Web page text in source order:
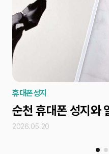
휴대폰성지
2026.05.20